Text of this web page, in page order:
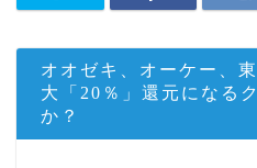
オオゼキ、オーケー、
大「20％」還元になる
か？